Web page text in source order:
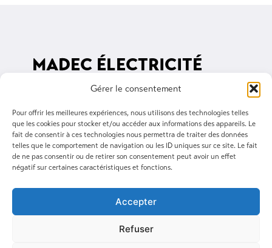
Gérer le consentement
Pour offrir les meilleures expériences, nous utilisons des technologies telles
que les cookies pour stocker et/ou accéder aux informations des appareils. Le
fait de consentir à ces technologies nous permettra de traiter des données
telles que le comportement de navigation ou les ID uniques sur ce site. Le fait
de ne pas consentir ou de retirer son consentement peut avoir un effet
négatif sur certaines caractéristiques et fonctions.
Accepter
Refuser
MADEC ÉLECTRICITÉ
3 rue du Ponant, 29400 Landivisiau
02 98 68 03 34
madec@madec-elec.com
Suivez-nous sur Linkedin